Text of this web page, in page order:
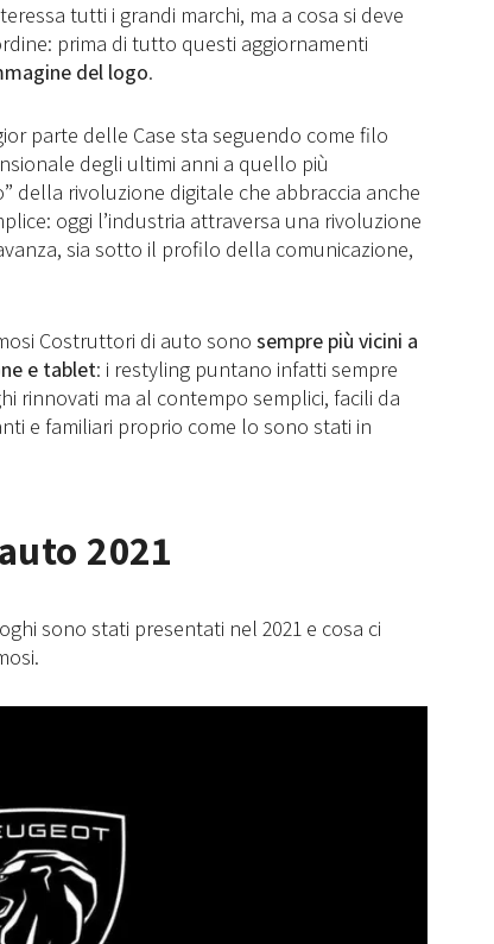
tutti i grandi marchi, ma a cosa si deve
prima di tutto questi aggiornamenti
del logo.
parte delle Case sta seguendo come filo
degli ultimi anni a quello più
della rivoluzione digitale che abbraccia anche
oggi l’industria attraversa una rivoluzione
sia sotto il profilo della comunicazione,
Costruttori di auto sono sempre più vicini a
e tablet: i restyling puntano infatti sempre
rinnovati ma al contempo semplici, facili da
e familiari proprio come lo sono stati in
2021
sono stati presentati nel 2021 e cosa ci